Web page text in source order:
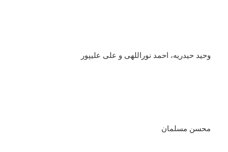
وحید حیدریه، احمد نوراللهی و علی علیپور
محسن مسلمان